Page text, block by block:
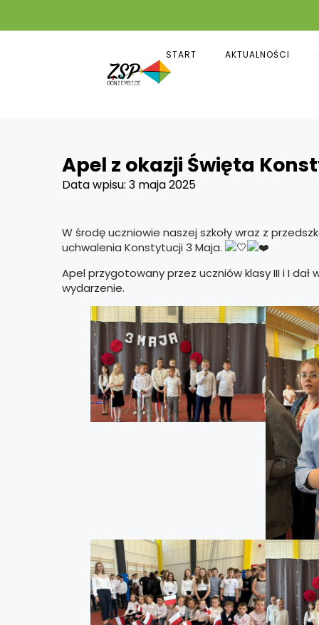
START AKTUALNOŚCI
Apel z okazji Święta
Data wpisu:3 maja 2025
W środę uczniowie naszej szkoły wraz z
uchwalenia Konstytucji 3 Maja.
Apel przygotowany przez uczniów klasy III i I
wydarzenie.